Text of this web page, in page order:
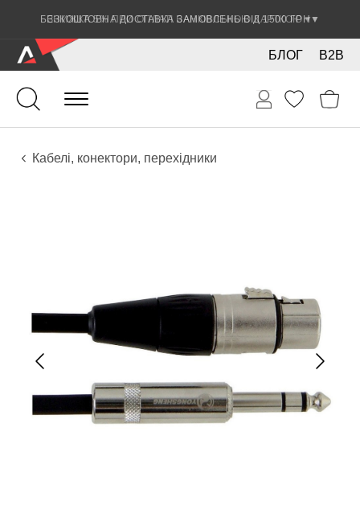
ЗНИЖКА 5% ПРИ ОПЛАТІ БАНКІВСЬКОЮ КАРТКОЮ ▼
B2B
БЛОГ
Гітари
Електро інструменти
Звукове обладнання
Кабелі, конектори, перехідники